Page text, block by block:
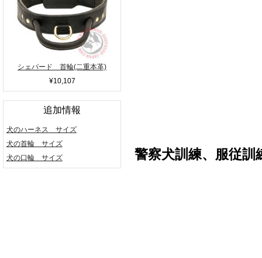
シェパード 首輪(二重本革)
¥10,107
追加情報
犬のハーネス サイズ
犬の首輪 サイズ
犬の口輪 サイズ
警察犬訓練、服従